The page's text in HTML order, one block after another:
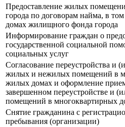
Предоставление жилых
города по договорам найма, в
домах жилищного фонда города
Информирование граждан о
государственной социальной
социальных услуг
Согласование переустройства и
жилых и нежилых помещений в
жилых домах и оформление
завершенном переустройстве и
помещений в многоквартирных
Снятие гражданина с
пребывания (организации)